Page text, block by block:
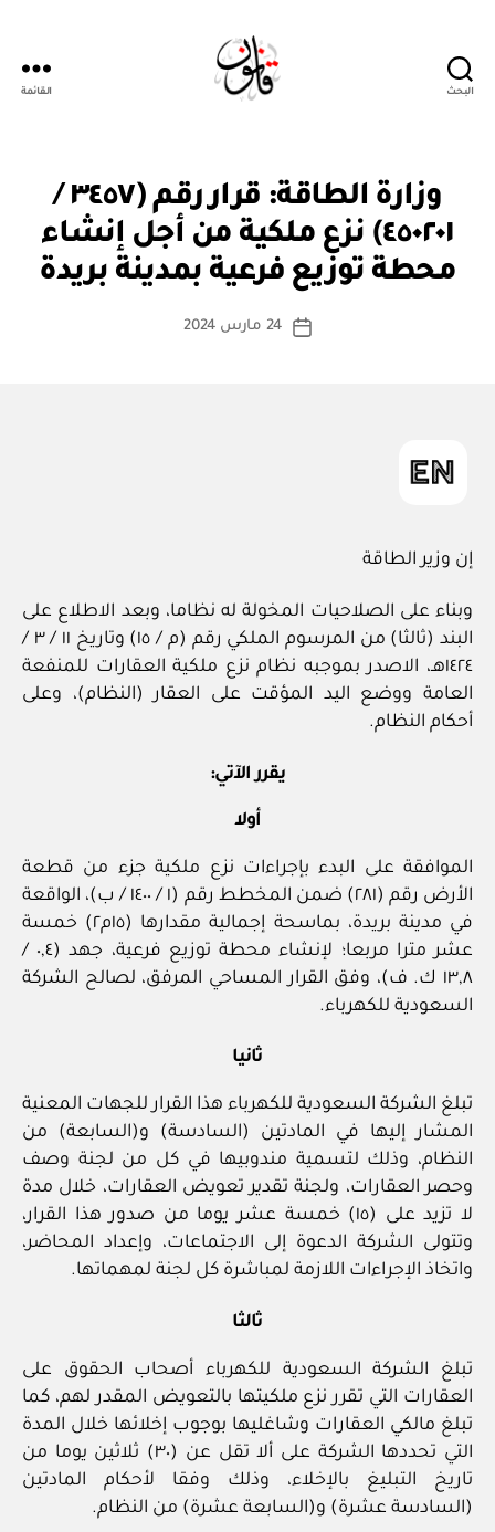
البحث القائمة
التصنيفات
وزارة الطاقة: قرار رقم (٣٤٥٧ /
٤٥٠٢٠١) نزع ملكية من أجل إنشاء
محطة توزيع فرعية بمدينة بريدة
كاتب
بو
س
ة
تاريخ
24 مارس 2024
إن وزير الطاقة
وبناء على الصلاحيات المخولة له نظاما، وبعد الاطلاع على
البند (ثالثا) من المرسوم الملكي رقم (م / ١٥) وتاريخ ١١ / ٣ /
١٤٢٤هـ، الاصدر بموجبه نظام نزع ملكية العقارات للمنفعة
العامة ووضع اليد المؤقت على العقار (النظام)، وعلى
أحكام النظام.
يقرر الآتي:
أولا
الموافقة على البدء بإجراءات نزع ملكية جزء من قطعة
الأرض رقم (٢٨١) ضمن المخطط رقم (١ / ١٤٠٠ / ب)، الواقعة
في مدينة بريدة، بماسحة إجمالية مقدارها (١٥م٢) خمسة
عشر مترا مربعا؛ لإنشاء محطة توزيع فرعية، جهد (٠,٤ /
١٣,٨ ك. ف)، وفق القرار المساحي المرفق، لصالح الشركة
السعودية للكهرباء.
ثانيا
تبلغ الشركة السعودية للكهرباء هذا القرار للجهات المعنية
المشار إليها في المادتين (السادسة) و(السابعة) من
النظام، وذلك لتسمية مندوبيها في كل من لجنة وصف
وحصر العقارات، ولجنة تقدير تعويض العقارات، خلال مدة
لا تزيد على (١٥) خمسة عشر يوما من صدور هذا القرار،
وتتولى الشركة الدعوة إلى الاجتماعات، وإعداد المحاضر،
واتخاذ الإجراءات اللازمة لمباشرة كل لجنة لمهماتها.
ثالثا
تبلغ الشركة السعودية للكهرباء أصحاب الحقوق على
العقارات التي تقرر نزع ملكيتها بالتعويض المقدر لهم، كما
تبلغ مالكي العقارات وشاغليها بوجوب إخلائها خلال المدة
التي تحددها الشركة على ألا تقل عن (٣٠) ثلاثين يوما من
تاريخ التبليغ بالإخلاء، وذلك وفقا لأحكام المادتين
(السادسة عشرة) و(السابعة عشرة) من النظام.